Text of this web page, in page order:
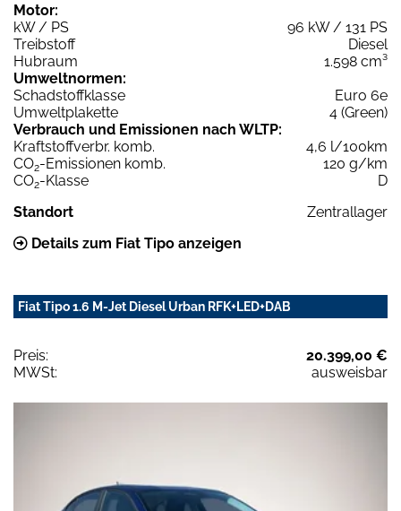
Motor:
kW / PS
96 kW / 131 PS
Treibstoff
Diesel
Hubraum
1.598 cm³
Umweltnormen:
Schadstoffklasse
Euro 6e
Umweltplakette
4 (Green)
Verbrauch und Emissionen nach WLTP:
Kraftstoffverbr. komb.
4,6 l/100km
CO2-Emissionen komb.
120 g/km
CO2-Klasse
D
Standort
Zentrallager
Details zum Fiat Tipo anzeigen
Fiat Tipo 1.6 M-Jet Diesel Urban RFK+LED+DAB
Preis:
20.399,00 €
MWSt:
ausweisbar